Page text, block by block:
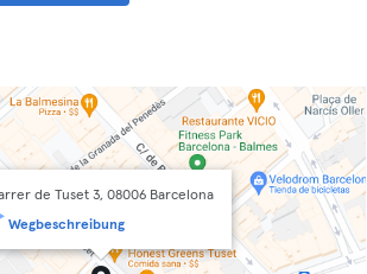
de Tuset 3, 08006 Barcelona
Wegbeschreibung